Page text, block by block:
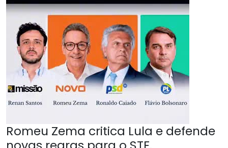
Romeu Zema critica Lula e defende